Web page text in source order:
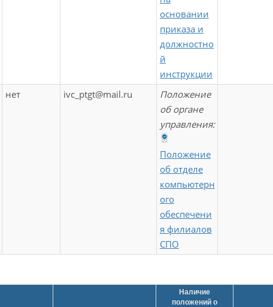
основании
приказа и
должностно
й
инструкции
нет ivc_ptgt@mail.ru
Положение
об органе
управления:
Положение
об отделе
компьютерн
ого
обеспечени
я филиалов
СПО
Наличие
положений о